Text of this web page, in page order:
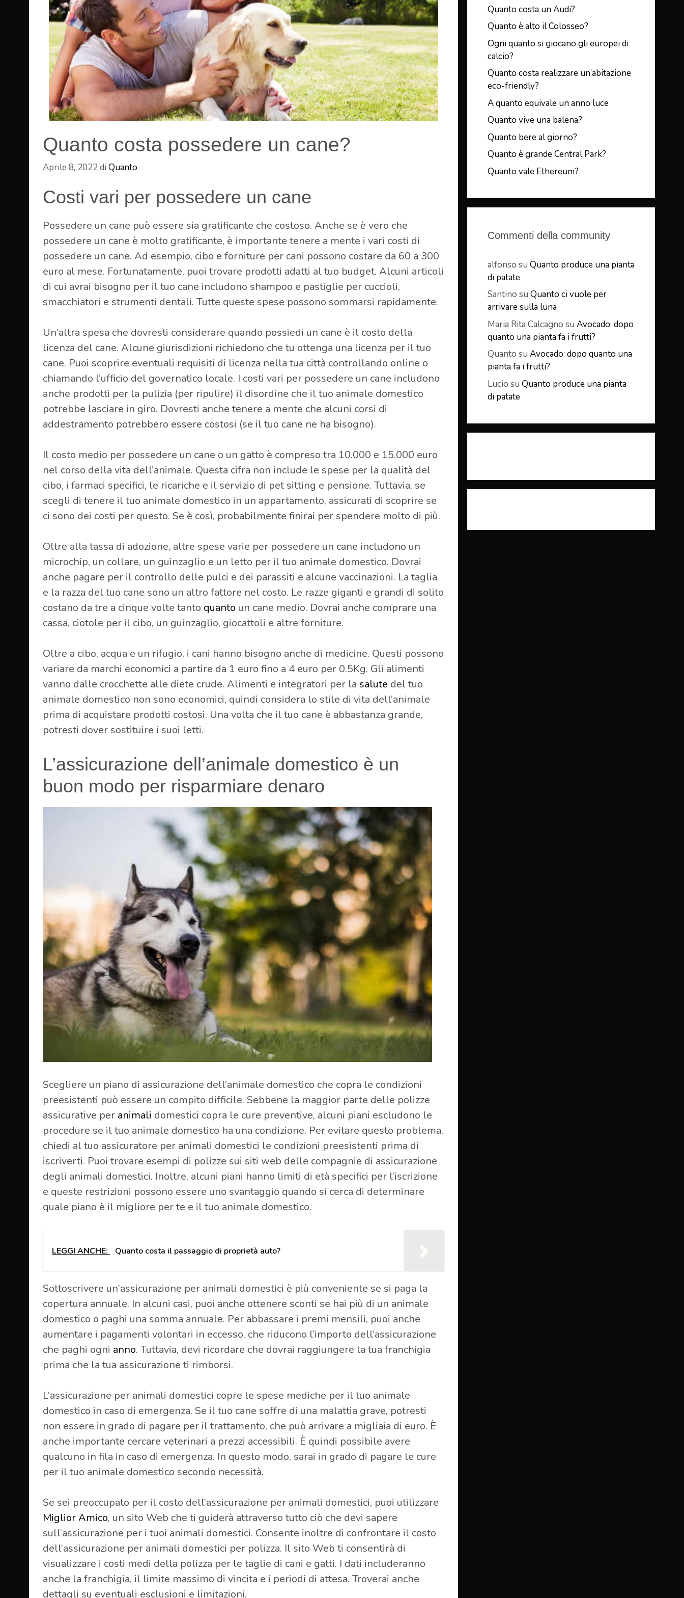
Quanto costa possedere un cane?
Aprile 8, 2022di Quanto
Costi vari per possedere un cane
Possedere un cane può essere sia gratificante che costoso. Anche se è vero che
possedere un cane è molto gratificante, è importante tenere a mente i vari costi di
possedere un cane. Ad esempio, cibo e forniture per cani possono costare da 60 a 300
euro al mese. Fortunatamente, puoi trovare prodotti adatti al tuo budget. Alcuni articoli
di cui avrai bisogno per il tuo cane includono shampoo e pastiglie per cuccioli,
smacchiatori e strumenti dentali. Tutte queste spese possono sommarsi rapidamente.
Un’altra spesa che dovresti considerare quando possiedi un cane è il costo della
licenza del cane. Alcune giurisdizioni richiedono che tu ottenga una licenza per il tuo
cane. Puoi scoprire eventuali requisiti di licenza nella tua città controllando online o
chiamando l’ufficio del governatico locale. I costi vari per possedere un cane includono
anche prodotti per la pulizia (per ripulire) il disordine che il tuo animale domestico
potrebbe lasciare in giro. Dovresti anche tenere a mente che alcuni corsi di
addestramento potrebbero essere costosi (se il tuo cane ne ha bisogno).
Il costo medio per possedere un cane o un gatto è compreso tra 10.000 e 15.000 euro
nel corso della vita dell’animale. Questa cifra non include le spese per la qualità del
cibo, i farmaci specifici, le ricariche e il servizio di pet sitting e pensione. Tuttavia, se
scegli di tenere il tuo animale domestico in un appartamento, assicurati di scoprire se
ci sono dei costi per questo. Se è così, probabilmente finirai per spendere molto di più.
Oltre alla tassa di adozione, altre spese varie per possedere un cane includono un
microchip, un collare, un guinzaglio e un letto per il tuo animale domestico. Dovrai
anche pagare per il controllo delle pulci e dei parassiti e alcune vaccinazioni. La taglia
e la razza del tuo cane sono un altro fattore nel costo. Le razze giganti e grandi di solito
costano da tre a cinque volte tanto quanto un cane medio. Dovrai anche comprare una
cassa, ciotole per il cibo, un guinzaglio, giocattoli e altre forniture.
Oltre a cibo, acqua e un rifugio, i cani hanno bisogno anche di medicine. Questi possono
variare da marchi economici a partire da 1 euro fino a 4 euro per 0.5Kg. Gli alimenti
vanno dalle crocchette alle diete crude. Alimenti e integratori per la salute del tuo
animale domestico non sono economici, quindi considera lo stile di vita dell’animale
prima di acquistare prodotti costosi. Una volta che il tuo cane è abbastanza grande,
potresti dover sostituire i suoi letti.
L’assicurazione dell’animale domestico è un
buon modo per risparmiare denaro
Scegliere un piano di assicurazione dell’animale domestico che copra le condizioni
preesistenti può essere un compito difficile. Sebbene la maggior parte delle polizze
assicurative per animali domestici copra le cure preventive, alcuni piani escludono le
procedure se il tuo animale domestico ha una condizione. Per evitare questo problema,
chiedi al tuo assicuratore per animali domestici le condizioni preesistenti prima di
iscriverti. Puoi trovare esempi di polizze sui siti web delle compagnie di assicurazione
degli animali domestici. Inoltre, alcuni piani hanno limiti di età specifici per l’iscrizione
e queste restrizioni possono essere uno svantaggio quando si cerca di determinare
quale piano è il migliore per te e il tuo animale domestico.
LEGGI ANCHE: Quanto costa il passaggio di proprietà auto?
Sottoscrivere un’assicurazione per animali domestici è più conveniente se si paga la
copertura annuale. In alcuni casi, puoi anche ottenere sconti se hai più di un animale
domestico o paghi una somma annuale. Per abbassare i premi mensili, puoi anche
aumentare i pagamenti volontari in eccesso, che riducono l’importo dell’assicurazione
che paghi ogni anno. Tuttavia, devi ricordare che dovrai raggiungere la tua franchigia
prima che la tua assicurazione ti rimborsi.
L’assicurazione per animali domestici copre le spese mediche per il tuo animale
domestico in caso di emergenza. Se il tuo cane soffre di una malattia grave, potresti
non essere in grado di pagare per il trattamento, che può arrivare a migliaia di euro. È
anche importante cercare veterinari a prezzi accessibili. È quindi possibile avere
qualcuno in fila in caso di emergenza. In questo modo, sarai in grado di pagare le cure
per il tuo animale domestico secondo necessità.
Se sei preoccupato per il costo dell’assicurazione per animali domestici, puoi utilizzare
Miglior Amico, un sito Web che ti guiderà attraverso tutto ciò che devi sapere
sull’assicurazione per i tuoi animali domestici. Consente inoltre di confrontare il costo
dell’assicurazione per animali domestici per polizza. Il sito Web ti consentirà di
visualizzare i costi medi della polizza per le taglie di cani e gatti. I dati includeranno
anche la franchigia, il limite massimo di vincita e i periodi di attesa. Troverai anche
dettagli su eventuali esclusioni e limitazioni.
Quanto costa un Audi?
Quanto è alto il Colosseo?
Ogni quanto si giocano gli europei di
calcio?
Quanto costa realizzare un’abitazione
eco-friendly?
A quanto equivale un anno luce
Quanto vive una balena?
Quanto bere al giorno?
Quanto è grande Central Park?
Quanto vale Ethereum?
Commenti della community
alfonso su Quanto produce una pianta
di patate
Santino su Quanto ci vuole per
arrivare sulla luna
Maria Rita Calcagno su Avocado: dopo
quanto una pianta fa i frutti?
Quanto su Avocado: dopo quanto una
pianta fa i frutti?
Lucio su Quanto produce una pianta
di patate